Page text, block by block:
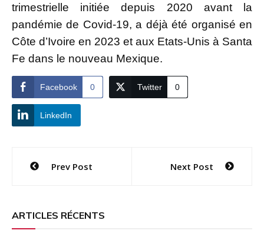
trimestrielle initiée depuis 2020 avant la
pandémie de Covid-19, a déjà été organisé en
Côte d’Ivoire en 2023 et aux Etats-Unis à Santa
Fe dans le nouveau Mexique.
Facebook 0 Twitter 0
LinkedIn
Navigation
l’article
Prev Post Next Post
ARTICLES RÉCENTS